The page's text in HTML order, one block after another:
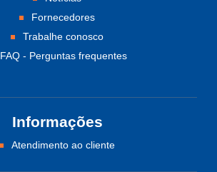
Fornecedores
Trabalhe conosco
FAQ - Perguntas frequentes
Informações
Atendimento ao cliente